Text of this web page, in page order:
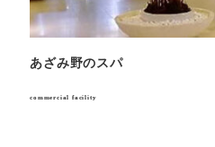
あざみ野のスパ
commercial facility